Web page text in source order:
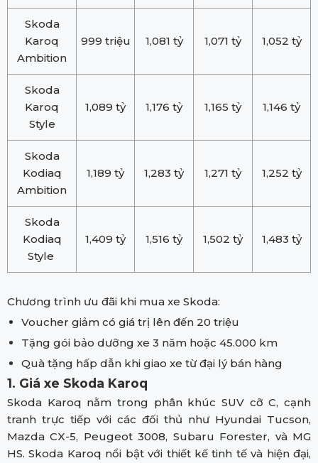
Skoda
Karoq
Ambition
999 triệu 1,081 tỷ 1,071 tỷ 1,052 tỷ
Skoda
Karoq
Style
1,089 tỷ 1,176 tỷ 1,165 tỷ 1,146 tỷ
Skoda
Kodiaq
Ambition
1,189 tỷ 1,283 tỷ 1,271 tỷ 1,252 tỷ
Skoda
Kodiaq
Style
1,409 tỷ 1,516 tỷ 1,502 tỷ 1,483 tỷ
Chương trình ưu đãi khi mua xe Skoda:
Voucher giảm có giá trị lên đến 20 triệu
Tặng gói bảo dưỡng xe 3 năm hoặc 45.000 km
Quà tặng hấp dẫn khi giao xe từ đại lý bán hàng
1. Giá xe Skoda Karoq
Skoda Karoq nằm trong phân khúc SUV cỡ C, cạnh
tranh trực tiếp với các đối thủ như Hyundai Tucson,
Mazda CX-5, Peugeot 3008, Subaru Forester, và MG
HS. Skoda Karoq nổi bật với thiết kế tinh tế và hiện đại,